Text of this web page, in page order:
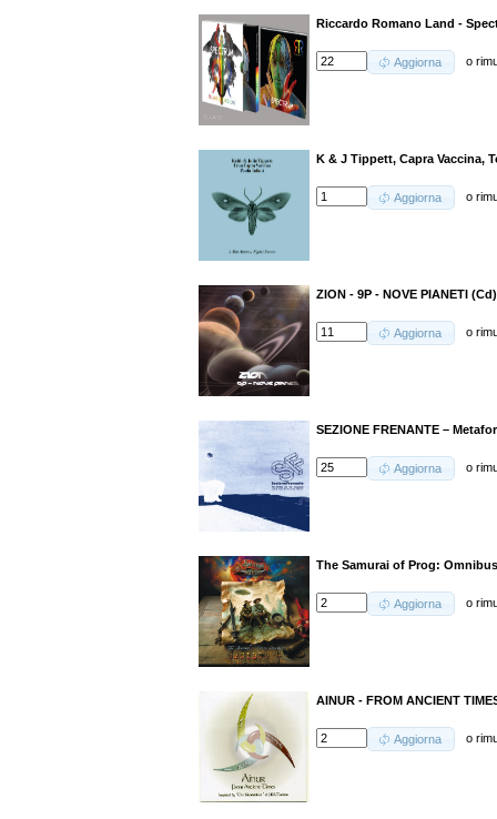
Riccardo Romano Land -
Aggiorna o
K & J Tippett, Capra Vaccina,
Aggiorna o
ZION - 9P - NOVE PIANETI (Cd)
Aggiorna o
SEZIONE FRENANTE –
Aggiorna o
The Samurai of Prog:
Aggiorna o
AINUR - FROM ANCIENT
Aggiorna o